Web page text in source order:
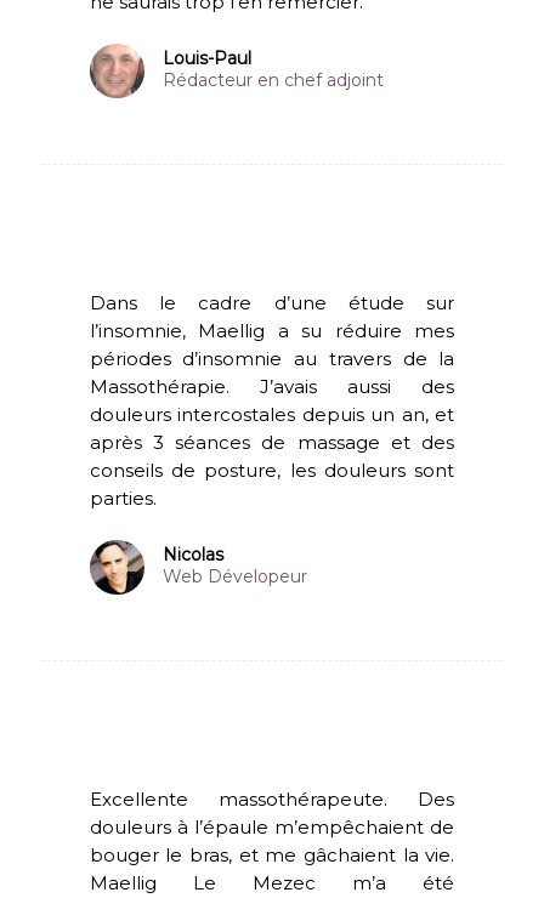
Louis-Paul
Rédacteur en chef adjoint
Dans le cadre d’une étude sur
l’insomnie, Maellig a su réduire mes
périodes d’insomnie au travers de la
Massothérapie. J’avais aussi des
douleurs intercostales depuis un an, et
après 3 séances de massage et des
conseils de posture, les douleurs sont
parties.
Nicolas
Web Dévelopeur
Excellente massothérapeute. Des
douleurs à l’épaule m’empêchaient de
bouger le bras, et me gâchaient la vie.
Maellig Le Mezec m’a été